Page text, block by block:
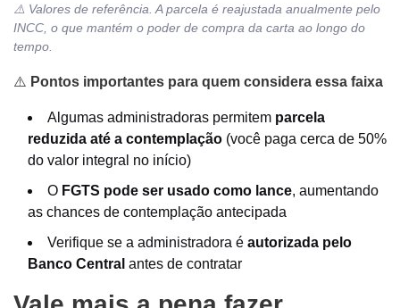
⚠️ Valores de referência. A parcela é reajustada anualmente pelo
INCC, o que mantém o poder de compra da carta ao longo do
tempo.
⚠️ Pontos importantes para quem considera essa faixa
Algumas administradoras permitem parcela
reduzida até a contemplação (você paga cerca de 50%
do valor integral no início)
O FGTS pode ser usado como lance, aumentando
as chances de contemplação antecipada
Verifique se a administradora é autorizada pelo
Banco Central antes de contratar